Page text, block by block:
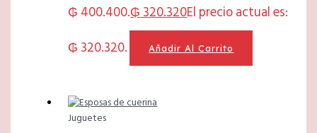
₲ 400.400.₲320.320El precio actual es:
₲ 320.320.
Añadir Al Carrito
Juguetes